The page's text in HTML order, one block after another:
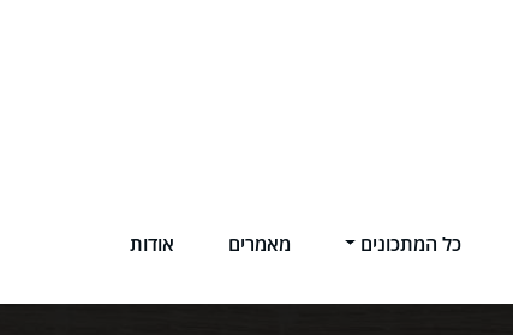
כל המתכונים מאמרים אודות